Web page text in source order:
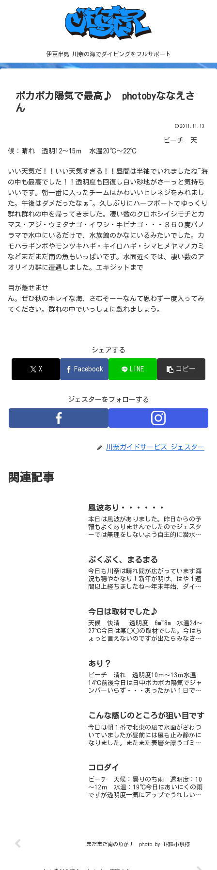
伊豆半島 川奈の海でダイビングをフルサポート
ポカポカ陽気で最高♪ photobyななえさ
ん
2011.11.13
ビーチ 天
候：晴れ 透明12～15ｍ 水温20℃～22℃
いい天気だ！！いい天気すぎる！！昼間は半袖でいれましたね~海
の中も最高でした！！透明度も回復し白い砂地がさーっと気持ち
いいです。朝一番に入ったチームはかわいいヒレネジをみれまし
た。午後はダメだったなぁ~。久しぶりにハーフボートでゆっくり
群れ群れの中を帰ってきました。凄い数のクロホシイシモチとカ
マス・アジ・ウミタナゴ・イワシ・キビナゴ・・・３６０度パノ
ラマで水中にいるだけで、水族館のかなにいるみたいでした。カ
モハラギンポやモンツキハギ・キイロハギ・シマヒメヤマノカミ
などまだまだ南の魚もいっぱいです。水面近くでは、凄い数のア
オリイカ群に遭遇しました。エキジットまで
目が離せませ
ん。ぜひ秋のキレイな海、さむそーーなんて思わず一度入ってみ
てください。群れの中でいっしょに戯れましょう。
シェアする
X Facebook LINE コピー
ジェスターをフォローする
川奈ガイドサービス ジェスター
関連記事
風波あり・・・・・・
本日は風波がありました。昨日からの予
報もよくありませんでしたのでジェスタ
ーでは無理をしないよう自主的に潜水禁
方々には残念な１日となってしまい申し
訳ありませんでした。日をあ...
ぷくぷく、まるまる
今日も川奈は晴れ間が広がっています海
況も穏やかなり！新年が明け、はや１週
間以上経ちましたね～年末年始、ダイバ
です・・・そんな中でも、水中はとって
今日は取材でした♪
天候 快晴 透明度 6m~8m 水温24～
27℃今日は某○○の取材でした。今はち
ょっと言えないのですが出たらみなさん
す。ってみなさんお分かりですね！！ス
あり？
ビーチ 晴れ 透明度10ｍ～13ｍ水温
14℃前後今日は日中ポカポカ陽気でジャ
ンバーいらず・・・あったかい１日でし
体が住み着いていて先週末にはアオリイ
こんな感じのところが狙い目です
今日は朝１番で北東の風で水面がざわつ
いていましたが昼前には風も止み静かに
なりました。またまた表層を漂うゴミエ
オコゼなどが見られていましたのでかな
コロダイ
ビーチ 天候：曇りのち雨 透明度：10
～12ｍ 水温：19℃今日はあいにくの雨
ですが透明度一気にアップでうれしい限
まだまだ南の魚が！ photo by I様&小泉様